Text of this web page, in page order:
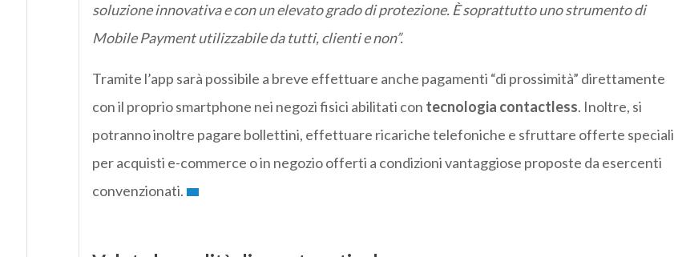
soluzione innovativa e con un elevato grado di protezione. È soprattutto uno strumento di
Mobile Payment utilizzabile da tutti, clienti e non”.
Tramite l’app sarà possibile a breve effettuare anche pagamenti “di prossimità” direttamente
con il proprio smartphone nei negozi fisici abilitati con tecnologia contactless. Inoltre, si
potranno inoltre pagare bollettini, effettuare ricariche telefoniche e sfruttare offerte speciali
per acquisti e-commerce o in negozio offerti a condizioni vantaggiose proposte da esercenti
convenzionati.